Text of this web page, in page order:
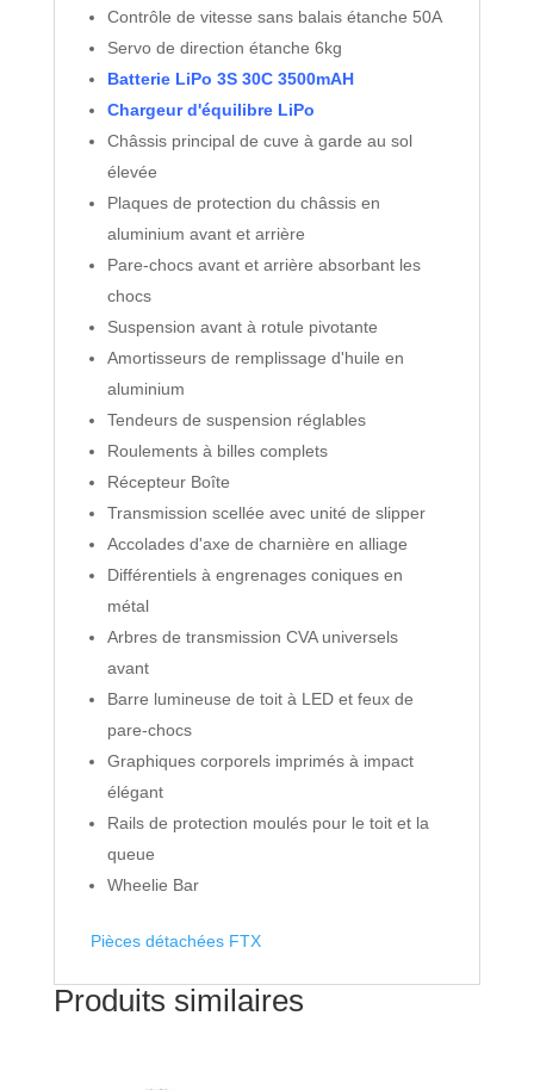
Contrôle de vitesse sans balais étanche 50A
Servo de direction étanche 6kg
Batterie LiPo 3S 30C 3500mAH
Chargeur d'équilibre LiPo
Châssis principal de cuve à garde au sol
élevée
Plaques de protection du châssis en
aluminium avant et arrière
Pare-chocs avant et arrière absorbant les
chocs
Suspension avant à rotule pivotante
Amortisseurs de remplissage d'huile en
aluminium
Tendeurs de suspension réglables
Roulements à billes complets
Récepteur Boîte
Transmission scellée avec unité de slipper
Accolades d'axe de charnière en alliage
Différentiels à engrenages coniques en
métal
Arbres de transmission CVA universels
avant
Barre lumineuse de toit à LED et feux de
pare-chocs
Graphiques corporels imprimés à impact
élégant
Rails de protection moulés pour le toit et la
queue
Wheelie Bar
Pièces détachées FTX
Produits similaires